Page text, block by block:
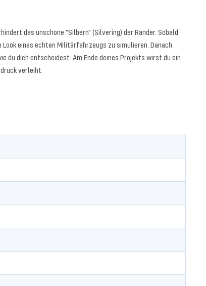
das unschöne "Silbern" (Silvering) der Ränder. Sobald
eines echten Militärfahrzeugs zu simulieren. Danach
du dich entscheidest: Am Ende deines Projekts wirst du ein
verleiht.